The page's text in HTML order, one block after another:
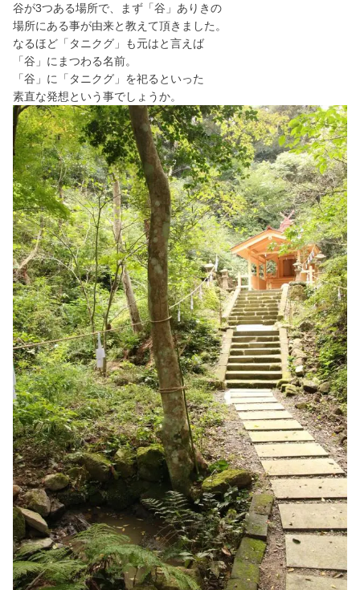
谷が3つある場所で、まず「谷」ありきの
場所にある事が由来と教えて頂きました。
なるほど「タニクグ」も元はと言えば
「谷」に まつわる名前。
「谷」に「タニクグ」を祀るといった
素直な発想という事でしょうか。